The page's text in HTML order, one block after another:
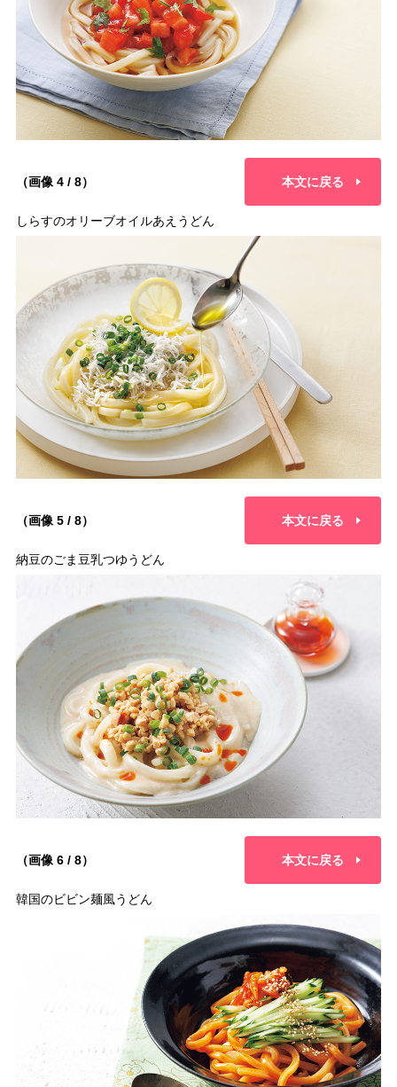
（画像 4 / 8） 本文に戻る
しらすのオリーブオイルあえうどん
（画像 5 / 8） 本文に戻る
納豆のごま豆乳つゆうどん
（画像 6 / 8） 本文に戻る
韓国のビビン麺風うどん